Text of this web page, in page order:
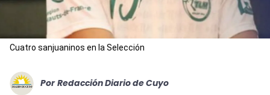
Cuatro sanjuaninos en la Selección
Por Redacción Diario de Cuyo